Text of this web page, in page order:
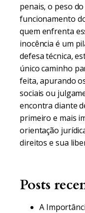
penais, o peso
funcionamento
quem enfrenta
inocência é um
defesa técnica,
único caminho
feita, apurando
sociais ou
encontra diante
primeiro e mais
orientação
direitos e sua
Posts
A